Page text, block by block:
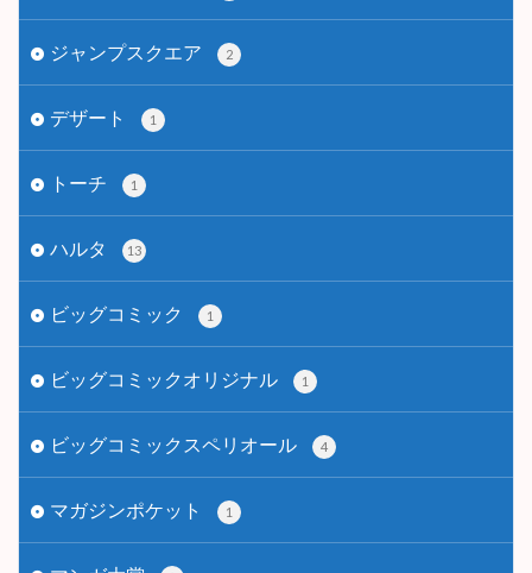
ジャンプスクエア 2
デザート 1
トーチ 1
ハルタ 13
ビッグコミック 1
ビッグコミックオリジナル 1
ビッグコミックスペリオール 4
マガジンポケット 1